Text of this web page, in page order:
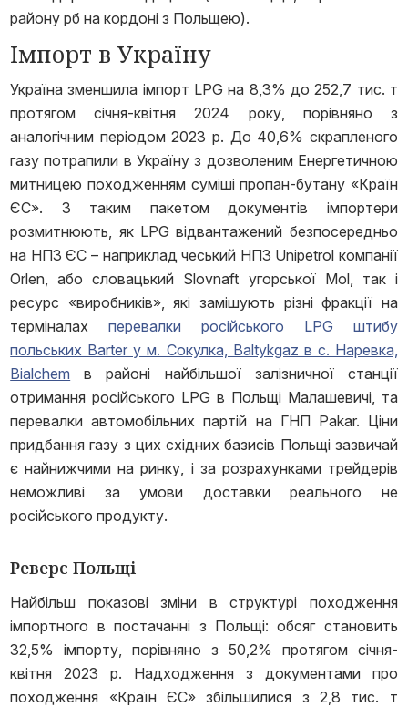
району рб на кордоні з Польщею).
Імпорт в Україну
Україна зменшила імпорт LPG на 8,3% до 252,7 тис. т
протягом січня-квітня 2024 року, порівняно з
аналогічним періодом 2023 р. До 40,6% скрапленого
газу потрапили в Україну з дозволеним Енергетичною
митницею походженням суміші пропан-бутану «Країн
ЄС». З таким пакетом документів імпортери
розмитнюють, як LPG відвантажений безпосередньо
на НПЗ ЄС – наприклад чеський НПЗ Unipetrol компанії
Orlen, або словацький Slovnaft угорської Mol, так і
ресурс «виробників», які замішують різні фракції на
терміналахперевалки російського LPG штибу
польських Barter у м. Сокулка, Baltykgaz в с. Наревка,
Bialchem в районі найбільшої залізничної станції
отримання російського LPG в Польщі Малашевичі, та
перевалки автомобільних партій на ГНП Pakar. Ціни
придбання газу з цих східних базисів Польщі зазвичай
є найнижчими на ринку, і за розрахунками трейдерів
неможливі за умови доставки реального не
російського продукту.
Реверс Польщі
Найбільш показові зміни в структурі походження
імпортного в постачанні з Польщі: обсяг становить
32,5% імпорту, порівняно з 50,2% протягом січня-
квітня 2023 р. Надходження з документами про
походження «Країн ЄС» збільшилися з 2,8 тис. т